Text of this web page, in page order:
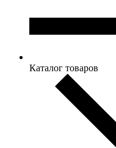
Каталог товаров